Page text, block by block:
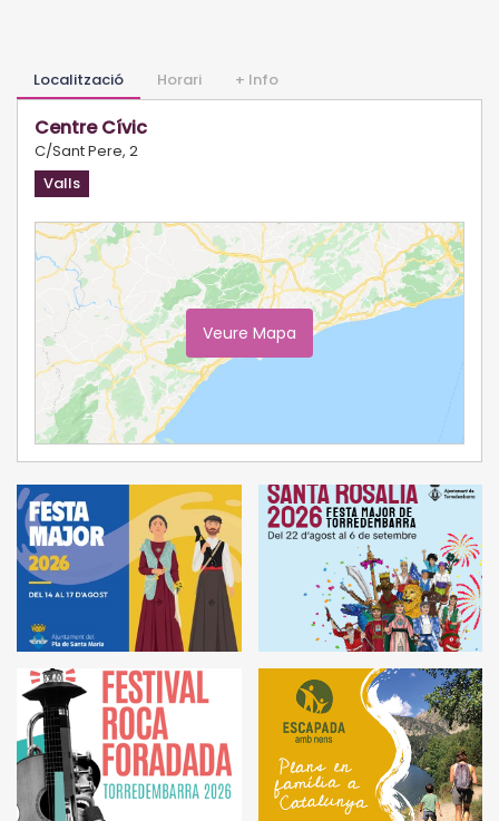
Localització Horari + Info
Centre Cívic
C/Sant Pere, 2
Valls
Veure Mapa